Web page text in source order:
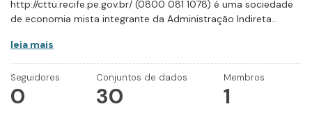
http://cttu.recife.pe.gov.br/ (0800 081 1078) é uma sociedade
de economia mista integrante da Administração Indireta...
leia mais
Seguidores
0
Conjuntos de dados
30
Membros
1